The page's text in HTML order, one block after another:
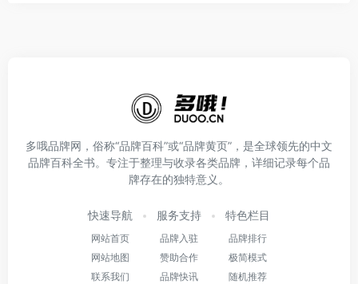
多哦品牌网，俗称“品牌百科”或“品牌黄页”，是全球领先的中文
品牌百科全书。专注于整理与收录各类品牌，详细记录每个品
牌存在的独特意义。
快速导航
网站首页
网站地图
联系我们
服务支持
品牌入驻
赞助合作
品牌快讯
特色栏目
品牌排行
极简模式
随机推荐